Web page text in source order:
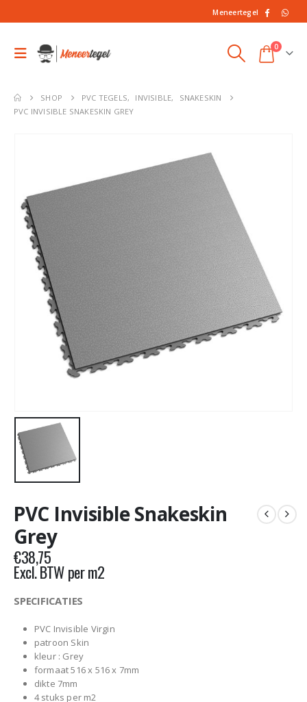
Meneertegel
0
SHOP PVC TEGELS, INVISIBLE,
SNAKESKIN
PVC INVISIBLE SNAKESKIN GREY
PVC Invisible Snakeskin
Grey
€38,75
Excl. BTW per m2
SPECIFICATIES
PVC Invisible Virgin
patroon Skin
kleur : Grey
formaat 516 x 516 x 7mm
dikte 7mm
4 stuks per m2